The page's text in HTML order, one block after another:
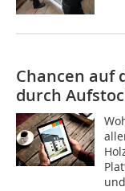
Chancen auf
durch